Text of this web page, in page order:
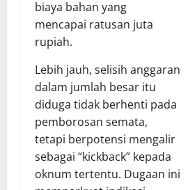
biaya bahan yang
mencapai ratusan juta
rupiah.
Lebih jauh, selisih anggaran
dalam jumlah besar itu
diduga tidak berhenti pada
pemborosan semata,
tetapi berpotensi mengalir
sebagai “kickback” kepada
oknum tertentu. Dugaan ini